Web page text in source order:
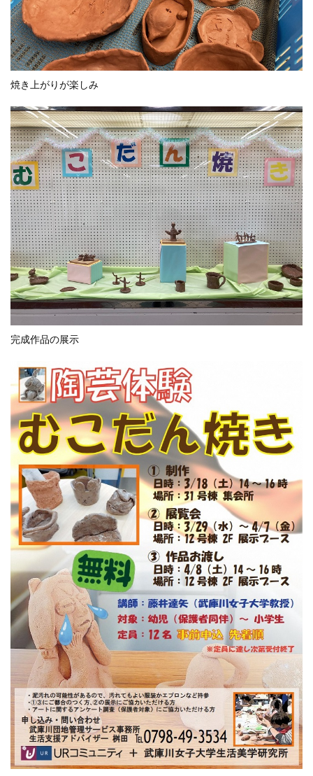
焼き上がりが楽しみ
完成作品の展示